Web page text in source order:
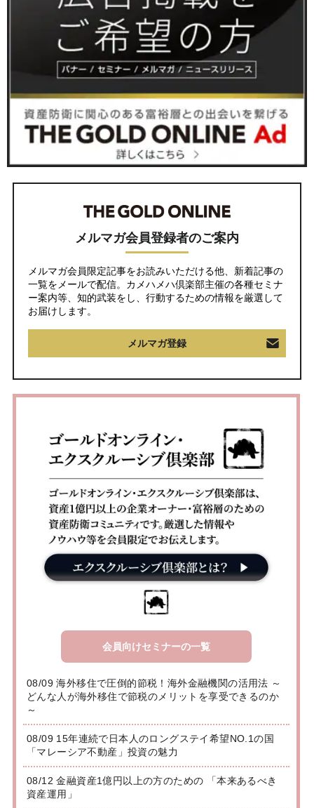
メルマガ会員登録者のご案内
メルマガ会員限定記事をお読みいただける他、新着記事の
一覧をメールで配信。カメハメハ倶楽部主催の各種セミナ
ー案内等、知的武装をし、行動するための情報を厳選して
お届けします。
メルマガ登録
会員向けセミナーの一覧
08/09 海外移住で圧倒的節税！海外金融機関の活用法 ～
どんな人が海外移住で節税のメリットを享受できるのか
～
08/09 15年連続で日本人のロングステイ希望NO.1の国
「マレーシア不動産」投資の魅力
08/12 金融資産1億円以上の方のための 「本来あるべき
資産運用」